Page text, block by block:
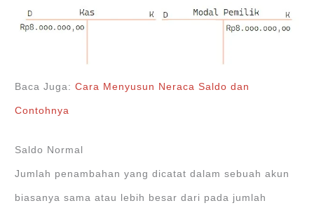
Baca Juga:Cara Menyusun Neraca Saldo dan
Contohnya
Saldo Normal
Jumlah penambahan yang dicatat dalam sebuah akun
biasanya sama atau lebih besar dari pada jumlah